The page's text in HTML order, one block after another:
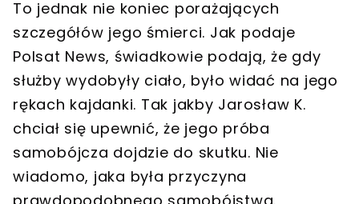
To jednak nie koniec porażających
szczegółów jego śmierci. Jak podaje
Polsat News, świadkowie podają, że gdy
służby wydobyły ciało, było widać na jego
rękach kajdanki. Tak jakby Jarosław K.
chciał się upewnić, że jego próba
samobójcza dojdzie do skutku. Nie
wiadomo, jaka była przyczyna